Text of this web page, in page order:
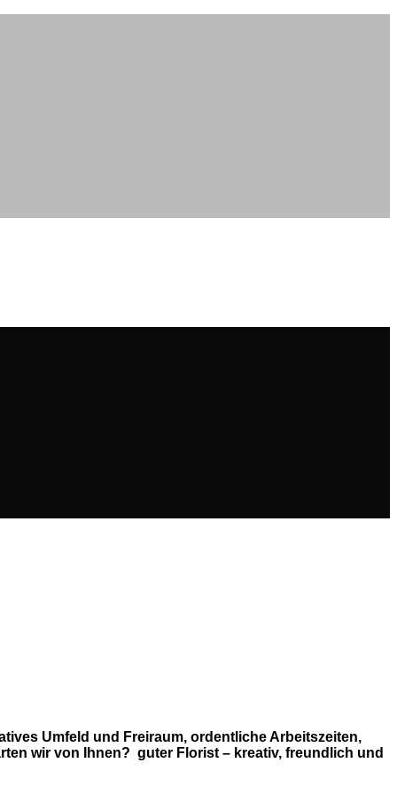
Umfeld und Freiraum, ordentliche Arbeitszeiten,
wir von Ihnen? guter Florist – kreativ, freundlich und